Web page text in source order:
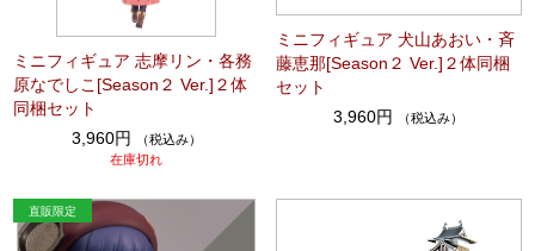
ミニフィギュア 志摩リン・各務
原なでしこ[Season２ Ver.]２体
同梱セット
3,960円
（税込み）
在庫切れ
ミニフィギュア 犬山あおい・斉
藤恵那[Season２ Ver.]２体同梱
セット
3,960円
（税込み）